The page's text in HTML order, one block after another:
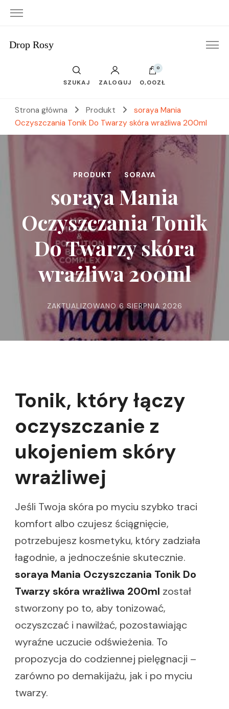
Drop Rosy
SZUKAJ ZALOGUJ
0
0,00ZŁ
Strona główna Produkt
soraya Mania
Oczyszczania Tonik Do Twarzy skóra wrażliwa 200ml
PRODUKT SORAYA
soraya Mania
Oczyszczania Tonik
Do Twarzy skóra
wrażliwa 200ml
ZAKTUALIZOWANO6 SIERPNIA 2026
Tonik, który łączy
oczyszczanie z
ukojeniem skóry
wrażliwej
Jeśli Twoja skóra po myciu szybko traci
komfort albo czujesz ściągnięcie,
potrzebujesz kosmetyku, który zadziała
łagodnie, a jednocześnie skutecznie.
soraya Mania Oczyszczania Tonik Do
Twarzy skóra wrażliwa 200ml został
stworzony po to, aby tonizować,
oczyszczać i nawilżać, pozostawiając
wyraźne uczucie odświeżenia. To
propozycja do codziennej pielęgnacji –
zarówno po demakijażu, jak i po myciu
twarzy.